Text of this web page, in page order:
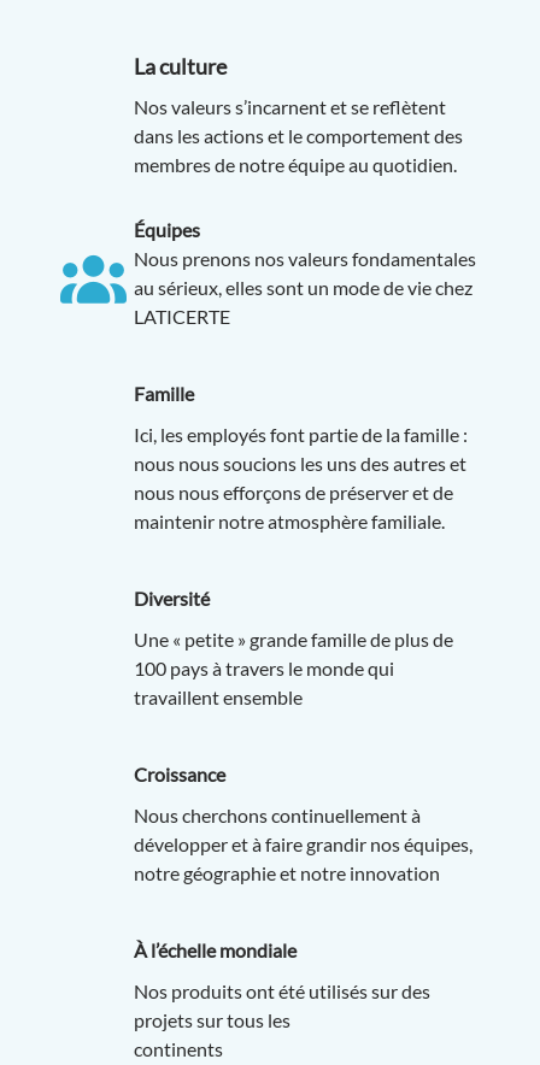
La culture
Nos valeurs s’incarnent et se reflètent
dans les actions et le comportement des
membres de notre équipe au quotidien.
Équipes
Nous prenons nos valeurs fondamentales
au sérieux, elles sont un mode de vie chez
LATICERTE
Famille
Ici, les employés font partie de la famille :
nous nous soucions les uns des autres et
nous nous efforçons de préserver et de
maintenir notre atmosphère familiale.
Diversité
Une « petite » grande famille de plus de
100 pays à travers le monde qui
travaillent ensemble
Croissance
Nous cherchons continuellement à
développer et à faire grandir nos équipes,
notre géographie et notre innovation
À l’échelle mondiale
Nos produits ont été utilisés sur des
projets sur tous les
continents